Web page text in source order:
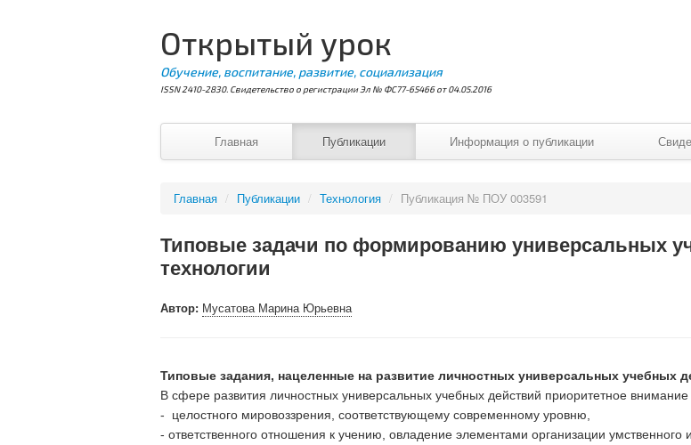
Открытый урок
Обучение, воспитание, развитие, социализация
ISSN 2410-2830. Свидетельство о регистрации Эл № ФС77-65466 от 04.05.2016
Главная Публикации Информация о публикации
Главная / Публикации / Технология / Публикация № ПОУ 003591
Типовые задачи по формированию универсальных
технологии
Автор: Мусатова Марина Юрьевна
Типовые задания, нацеленные на развитие личностных универсальных учебных
В сфере развития личностных универсальных учебных действий приоритетное
- целостного мировоззрения, соответствующему современному уровню,
- ответственного отношения к учению, овладение элементами организации умственного